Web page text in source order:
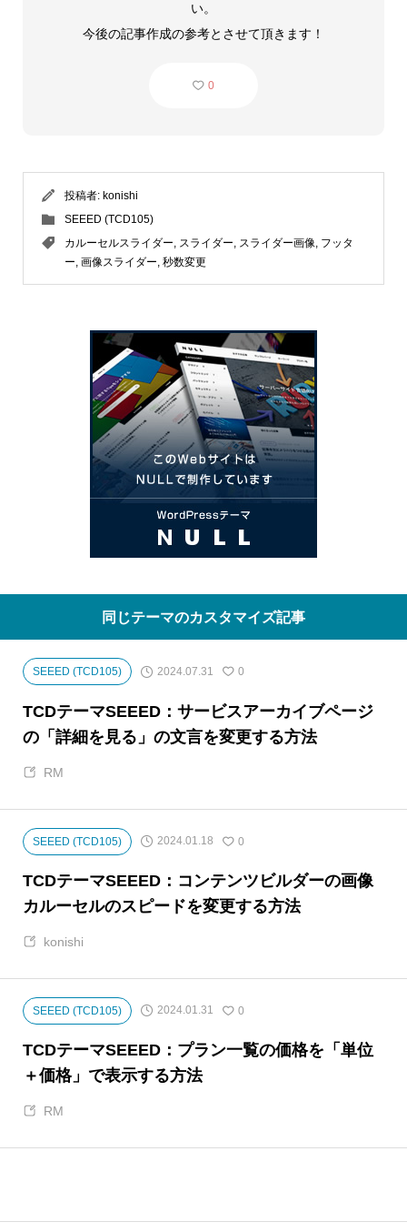
い。
今後の記事作成の参考とさせて頂きます！
0
投稿者: konishi
SEEED (TCD105)
カルーセルスライダー, スライダー, スライダー画像, フッタ
ー, 画像スライダー, 秒数変更
同じテーマのカスタマイズ記事
SEEED (TCD105) 2024.07.31 0
TCDテーマSEEED：サービスアーカイブページ
の「詳細を見る」の文言を変更する方法
RM
SEEED (TCD105) 2024.01.18 0
TCDテーマSEEED：コンテンツビルダーの画像
カルーセルのスピードを変更する方法
konishi
SEEED (TCD105) 2024.01.31 0
TCDテーマSEEED：プラン一覧の価格を「単位
＋価格」で表示する方法
RM